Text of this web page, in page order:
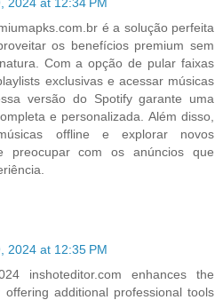
é a solução perfeita
os benefícios premium sem
Com a opção de pular faixas
exclusivas e acessar músicas
versão do Spotify garante uma
e personalizada. Além disso,
offline e explorar novos
preocupar com os anúncios que
2024 at 12:35 PM
inshoteditor.com enhances the
additional professional tools